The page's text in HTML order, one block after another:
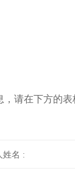
请在下方的
姓名 :